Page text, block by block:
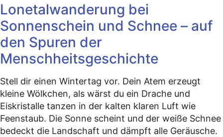
Lonetalwanderung bei
Sonnenschein und Schnee – auf
den Spuren der
Menschheitsgeschichte
Stell dir einen Wintertag vor. Dein Atem erzeugt
kleine Wölkchen, als wärst du ein Drache und
Eiskristalle tanzen in der kalten klaren Luft wie
Feenstaub. Die Sonne scheint und der weiße Schnee
bedeckt die Landschaft und dämpft alle Geräusche.